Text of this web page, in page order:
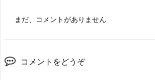
まだ、コメントがありません
コメントをどうぞ